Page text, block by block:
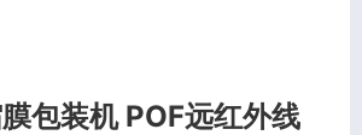
包装机 POF远红外线